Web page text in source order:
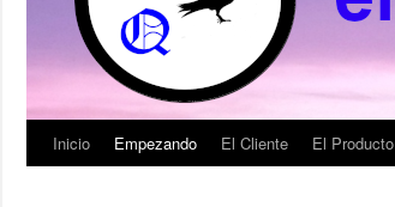
Inicio Empezando El Cliente El Producto